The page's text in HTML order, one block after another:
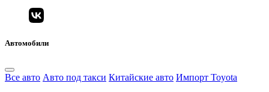
Автомобили
Все авто Авто под такси Китайские авто Импорт Toyota